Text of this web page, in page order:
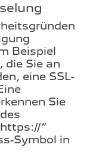
Beispiel
die Sie an
eine SSL-
Sie
“
Symbol in